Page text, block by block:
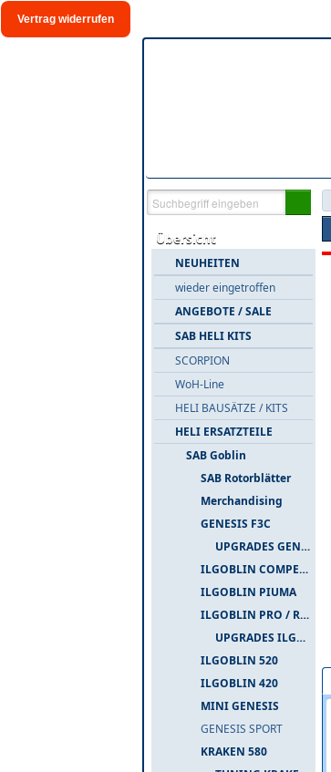
Vertrag widerrufen
Übersicht
NEUHEITEN
wieder eingetroffen
ANGEBOTE / SALE
SAB HELI KITS
SCORPION
WoH-Line
HELI BAUSÄTZE / KITS
HELI ERSATZTEILE
SAB Goblin
SAB Rotorblätter
Merchandising
GENESIS F3C
UPGRADES GENESIS F3C
ILGOBLIN COMPETIZIONE
ILGOBLIN PIUMA
ILGOBLIN PRO / RAW 700
UPGRADES ILGOBLIN PRO / RAW 700
ILGOBLIN 520
ILGOBLIN 420
MINI GENESIS
GENESIS SPORT
KRAKEN 580